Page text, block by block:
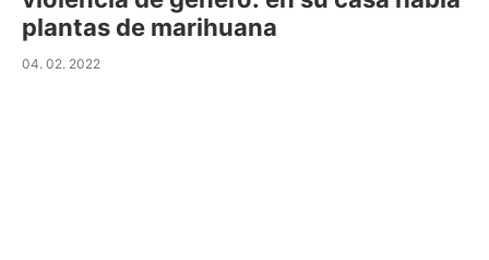
plantas de marihuana
04. 02. 2022